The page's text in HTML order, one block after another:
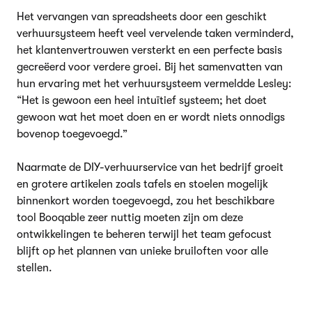
Het vervangen van spreadsheets door een geschikt
verhuursysteem heeft veel vervelende taken verminderd,
het klantenvertrouwen versterkt en een perfecte basis
gecreëerd voor verdere groei. Bij het samenvatten van
hun ervaring met het verhuursysteem vermeldde Lesley:
“Het is gewoon een heel intuïtief systeem; het doet
gewoon wat het moet doen en er wordt niets onnodigs
bovenop toegevoegd.”
Naarmate de DIY-verhuurservice van het bedrijf groeit
en grotere artikelen zoals tafels en stoelen mogelijk
binnenkort worden toegevoegd, zou het beschikbare
tool Booqable zeer nuttig moeten zijn om deze
ontwikkelingen te beheren terwijl het team gefocust
blijft op het plannen van unieke bruiloften voor alle
stellen.